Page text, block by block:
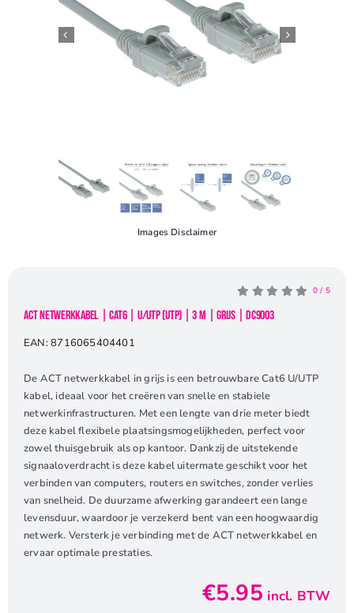
Contact
Images Disclaimer
0 / 5
ACT netwerkkabel | Cat6 | U/UTP (UTP) | 3 m | Grijs | DC9003
EAN:8716065404401
De ACT netwerkkabel in grijs is een betrouwbare Cat6 U/UTP
kabel, ideaal voor het creëren van snelle en stabiele
netwerkinfrastructuren. Met een lengte van drie meter biedt
deze kabel flexibele plaatsingsmogelijkheden, perfect voor
zowel thuisgebruik als op kantoor. Dankzij de uitstekende
signaaloverdracht is deze kabel uitermate geschikt voor het
verbinden van computers, routers en switches, zonder verlies
van snelheid. De duurzame afwerking garandeert een lange
levensduur, waardoor je verzekerd bent van een hoogwaardig
netwerk. Versterk je verbinding met de ACT netwerkkabel en
ervaar optimale prestaties.
€5.95 incl. BTW